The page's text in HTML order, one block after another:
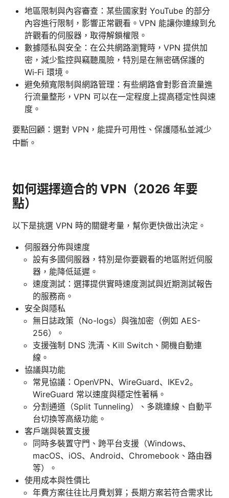
地區限制與內容審查：某些國家對 YouTube 的部分
內容進行限制，影響正常觀看。VPN 能讓你連線到允
許觀看的伺服器，取得解鎖權限。
數據隱私與安全：在公共網路瀏覽時，VPN 提供加
密，減少監控與竊聽風險，特別是在無密碼保護的
Wi‑Fi 環境。
避免頻寬限制與網路管理：有些網路會對影音流量進
行流量整形，VPN 可以在一定程度上提高穩定性與速
度。
要點回顧：選對 VPN，能提升可用性、保護隱私並減少
中斷。
如何選擇適合的 VPN（2026 年要
點）
以下是挑選 VPN 時的關鍵考量，幫你更快做出決定。
伺服器分佈與速度
設有多國伺服器，特別是你要觀看的地區附近伺服
器，能降低延遲。
速度測試：選擇提供實時速度測試與近期測試報告
的服務商。
安全與隱私
無日誌政策（No-logs）與強加密（例如 AES-
256）。
支援強制 DNS 洗清、Kill Switch、開機自動連
線。
協議與功能
常見協議：OpenVPN、WireGuard、IKEv2。
WireGuard 常以速度與穩定性著稱。
分割通道（Split Tunneling）、多跳連線、自動平
台切換等高級功能。
客戶端與裝置支援
同時多裝置守門、跨平台支援（Windows、
macOS、iOS、Android、Chromebook、路由器
等）。
使用成本與性價比
年費方案往往比月費划算；長期方案若符合需求比